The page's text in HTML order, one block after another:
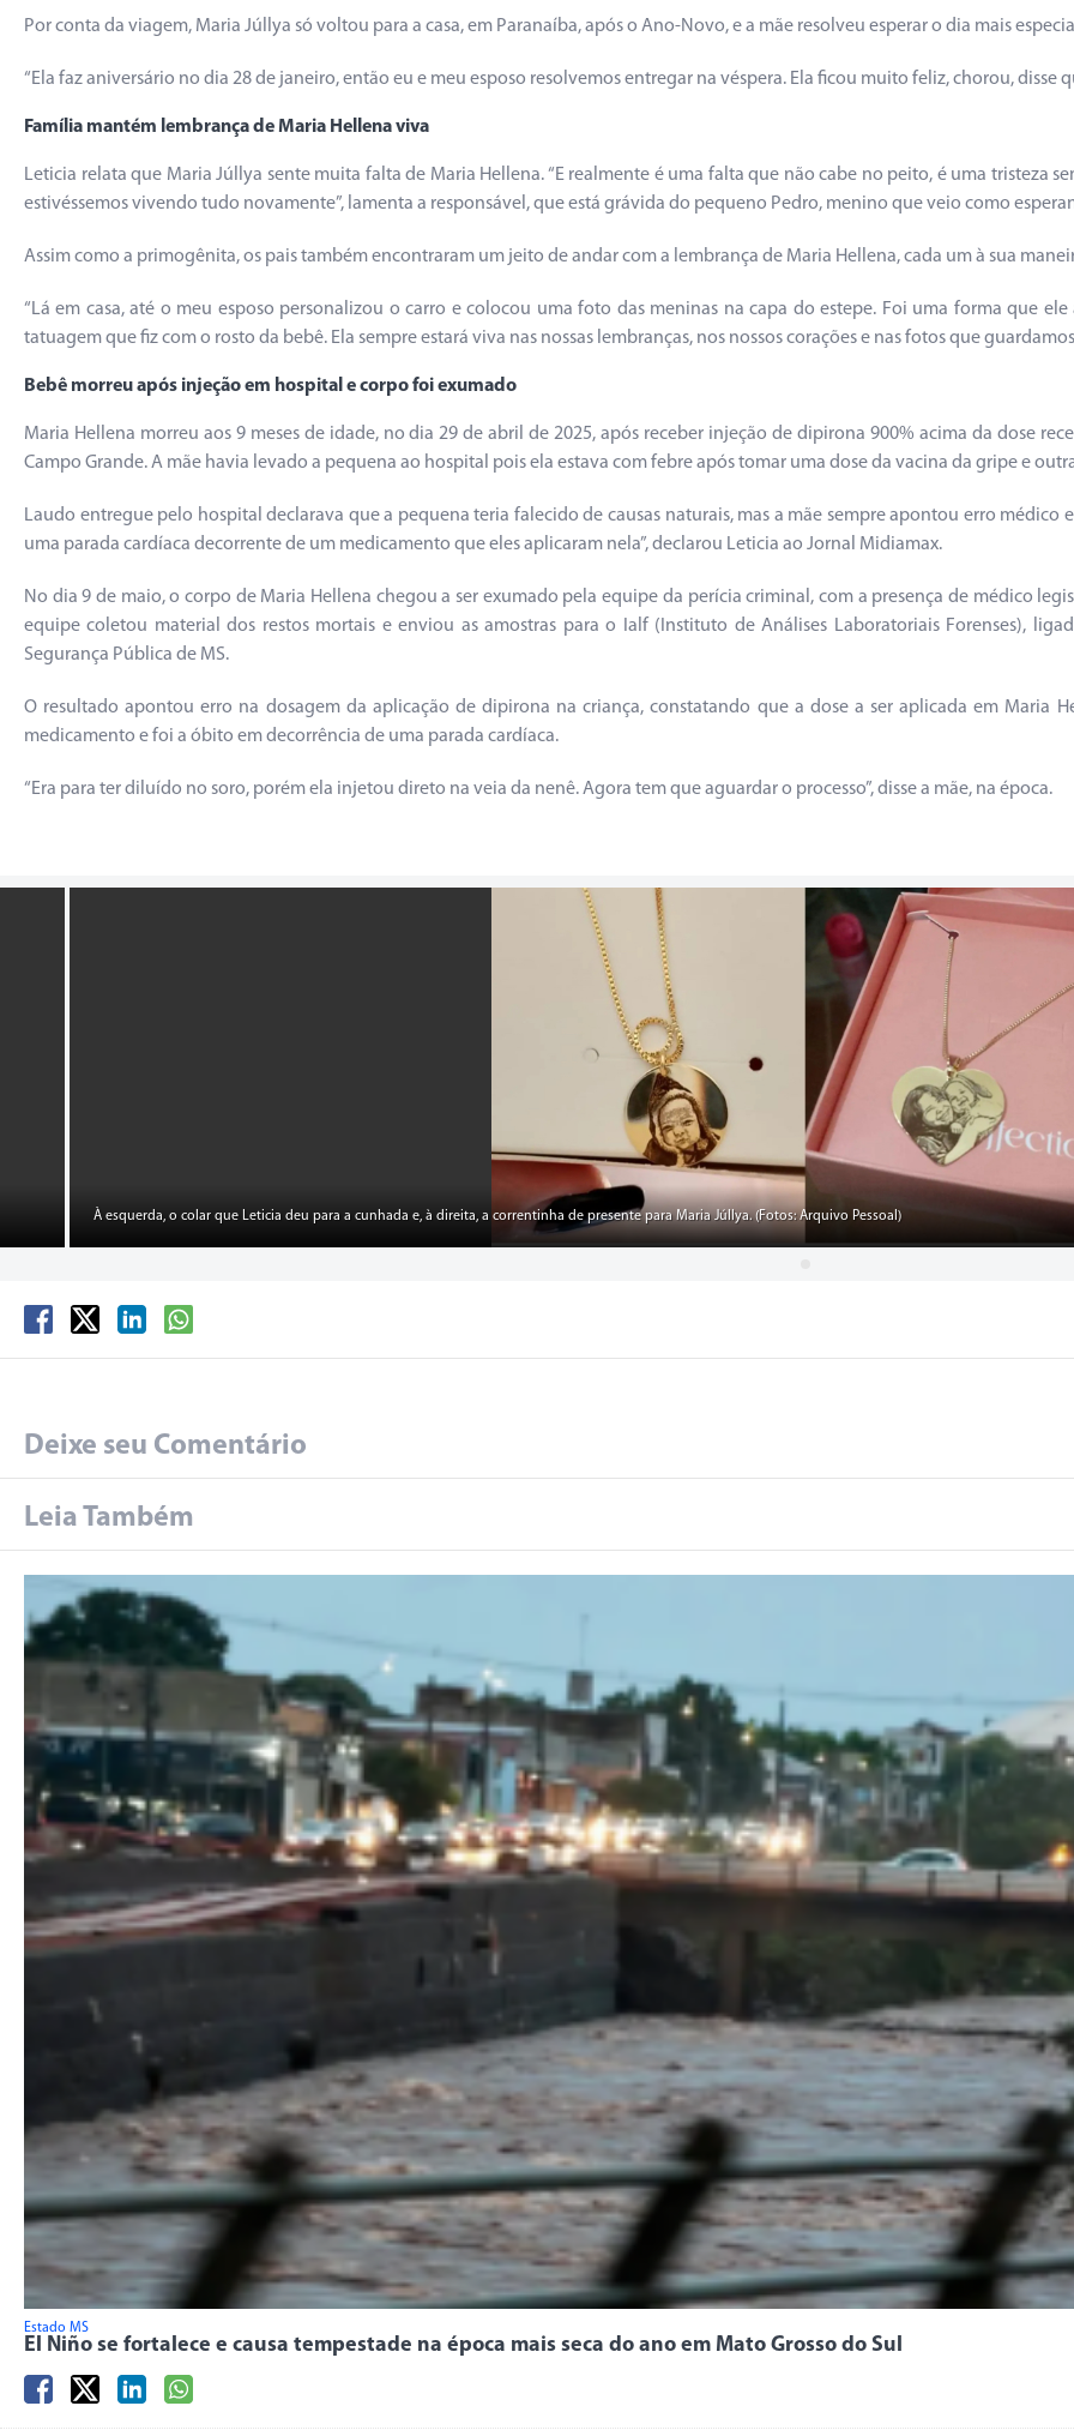
Por conta da viagem, Maria Júllya só voltou para a casa, em Paranaíba, após o Ano-Novo, e a mãe resolveu esperar o dia mais
“Ela faz aniversário no dia 28 de janeiro, então eu e meu esposo resolvemos entregar na véspera. Ela ficou muito feliz, chorou,
Família mantém lembrança de Maria Hellena viva
Leticia relata que Maria Júllya sente muita falta de Maria Hellena. “E realmente é uma falta que não cabe no peito, é uma tristeza
estivéssemos vivendo tudo novamente”, lamenta a responsável, que está grávida do pequeno Pedro, menino que veio como
Assim como a primogênita, os pais também encontraram um jeito de andar com a lembrança de Maria Hellena, cada um à sua
“Lá em casa, até o meu esposo personalizou o carro e colocou uma foto das meninas na capa do estepe. Foi uma forma que
tatuagem que fiz com o rosto da bebê. Ela sempre estará viva nas nossas lembranças, nos nossos corações e nas fotos que
Bebê morreu após injeção em hospital e corpo foi exumado
Maria Hellena morreu aos 9 meses de idade, no dia 29 de abril de 2025, após receber injeção de dipirona 900% acima da dose
Campo Grande. A mãe havia levado a pequena ao hospital pois ela estava com febre após tomar uma dose da vacina da gripe e
Laudo entregue pelo hospital declarava que a pequena teria falecido de causas naturais, mas a mãe sempre apontou erro médico
uma parada cardíaca decorrente de um medicamento que eles aplicaram nela”, declarou Leticia ao Jornal Midiamax.
No dia 9 de maio, o corpo de Maria Hellena chegou a ser exumado pela equipe da perícia criminal, com a presença de médico
equipe coletou material dos restos mortais e enviou as amostras para o Ialf (Instituto de Análises Laboratoriais Forenses),
Segurança Pública de MS.
O resultado apontou erro na dosagem da aplicação de dipirona na criança, constatando que a dose a ser aplicada em Maria
medicamento e foi a óbito em decorrência de uma parada cardíaca.
“Era para ter diluído no soro, porém ela injetou direto na veia da nenê. Agora tem que aguardar o processo”, disse a mãe, na época.
À esquerda, o colar que Leticia deu para a cunhada e, à direita, a correntinha de presente para Maria Júllya. (Fotos: Arquivo Pessoal)
Deixe seu Comentário
Leia Também
Estado MS
El Niño se fortalece e causa tempestade na época mais seca do ano em Mato Grosso do Sul